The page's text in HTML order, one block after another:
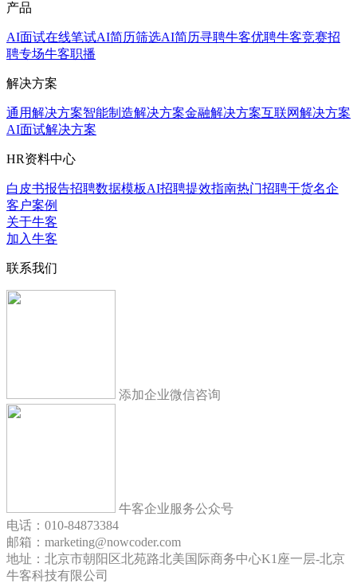
产品
AI面试在线笔试AI简历筛选AI简历寻聘牛客优聘牛客竞赛招
聘专场牛客职播
解决方案
通用解决方案智能制造解决方案金融解决方案互联网解决方案
AI面试解决方案
HR资料中心
白皮书报告招聘数据模板AI招聘提效指南热门招聘干货名企
客户案例
关于牛客
加入牛客
联系我们
添加企业微信咨询
牛客企业服务公众号
电话：010-84873384
邮箱：marketing@nowcoder.com
地址：北京市朝阳区北苑路北美国际商务中心K1座一层-北京
牛客科技有限公司